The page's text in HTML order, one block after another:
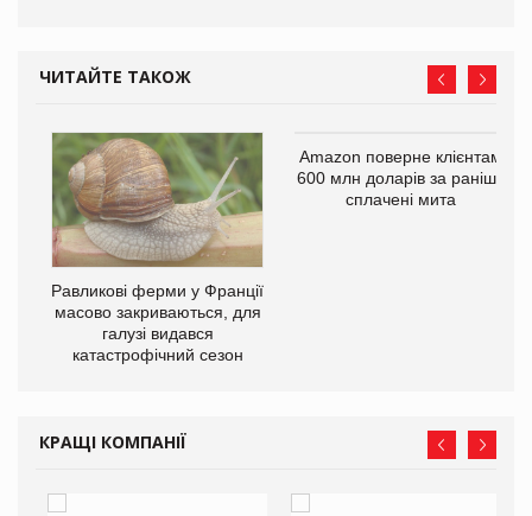
ЧИТАЙТЕ ТАКОЖ
Равликові ферми у Франції
масово закриваються, для
галузі видався
катастрофічний сезон
Amazon поверне клієнтам
600 млн доларів за раніше
сплачені мита
КРАЩІ КОМПАНІЇ